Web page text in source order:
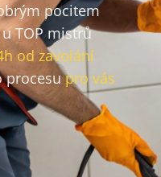
pocitem
TOP mistrů
od zavolání
procesupro vás